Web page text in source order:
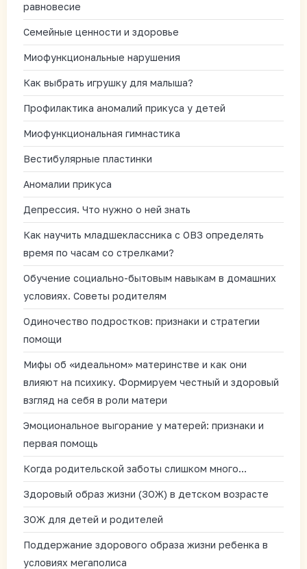
равновесие
Семейные ценности и здоровье
Миофункциональные нарушения
Как выбрать игрушку для малыша?
Профилактика аномалий прикуса у детей
Миофункциональная гимнастика
Вестибулярные пластинки
Аномалии прикуса
Депрессия. Что нужно о ней знать
Как научить младшеклассника с ОВЗ определять
время по часам со стрелками?
Обучение социально-бытовым навыкам в домашних
условиях. Советы родителям
Одиночество подростков: признаки и стратегии
помощи
Мифы об «идеальном» материнстве и как они
влияют на психику. Формируем честный и здоровый
взгляд на себя в роли матери
Эмоциональное выгорание у матерей: признаки и
первая помощь
Когда родительской заботы слишком много…
Здоровый образ жизни (ЗОЖ) в детском возрасте
ЗОЖ для детей и родителей
Поддержание здорового образа жизни ребенка в
условиях мегаполиса